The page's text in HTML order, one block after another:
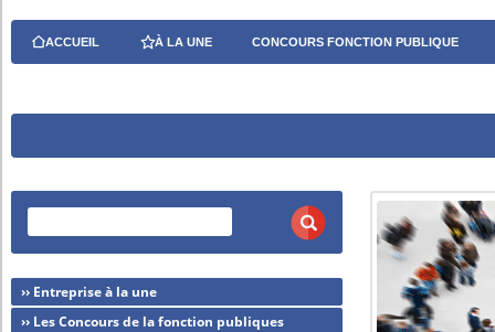
ACCUEIL À LA UNE CONCOURS FONCTION PUBLIQUE
›› Entreprise à la une
›› Les Concours de la fonction publiques